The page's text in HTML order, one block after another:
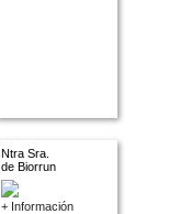
Ntra Sra.
de Biorrun
+ Información